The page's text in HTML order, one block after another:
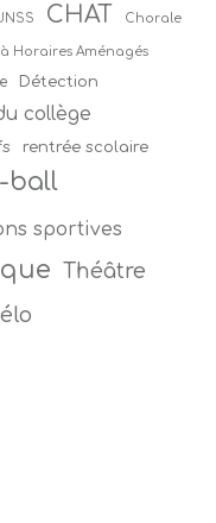
CHAT Chorale
à Horaires Aménagés
Détection
collège
rentrée scolaire
ball
sportives
Théâtre